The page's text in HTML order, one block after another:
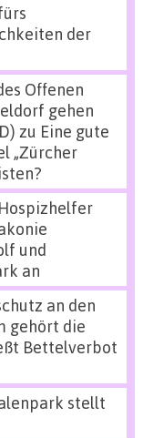
der
Offenen
gehen
zu Eine gute
„Zürcher
und
an
an den
gehört die
Bettelverbot
stellt